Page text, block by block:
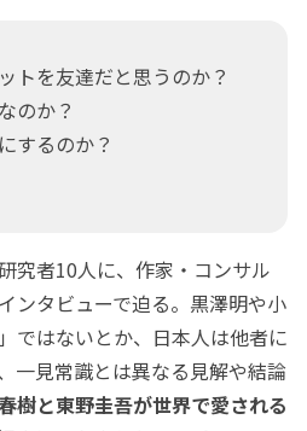
トを友達だと思うのか？
のか？
するのか？
究者10人に、作家・コンサル
ンタビューで迫る。黒澤明や小
ではないとか、日本人は他者に
一見常識とは異なる見解や結論
春樹と東野圭吾が世界で愛される